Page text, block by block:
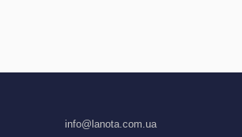
info@lanota.com.ua